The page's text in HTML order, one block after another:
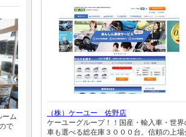
ーム
で
（株）ケーユー 佐野店
ケーユーグループ！！国産・輸入車・世界
車も選べる総在庫３０００台。信頼の上場